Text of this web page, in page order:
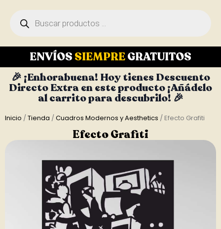
ENVÍOS SIEMPREGRATUITOS
🎉 ¡Enhorabuena! Hoy tienes Descuento
Directo Extra en este producto ¡Añádelo
al carrito para descubrilo! 🎉
Inicio /Tienda /Cuadros Modernos y Aesthetics / Efecto Grafiti
Efecto Grafiti